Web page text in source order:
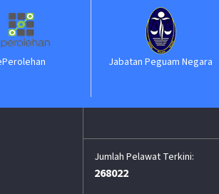
Jabatan Peguam Negara
268022